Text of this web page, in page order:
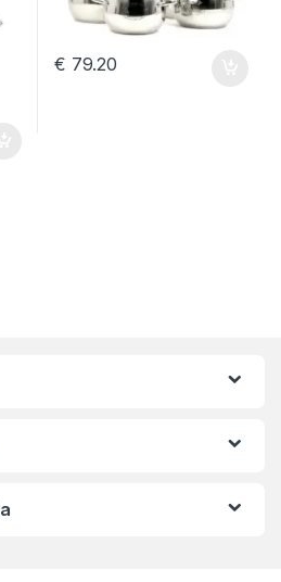
€ 79.20